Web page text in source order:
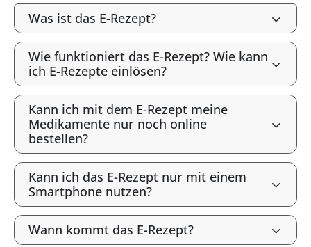
Was ist das E-Rezept?
Wie funktioniert das E-Rezept? Wie kann
ich E-Rezepte einlösen?
Kann ich mit dem E-Rezept meine
Medikamente nur noch online
bestellen?
Kann ich das E-Rezept nur mit einem
Smartphone nutzen?
Wann kommt das E-Rezept?